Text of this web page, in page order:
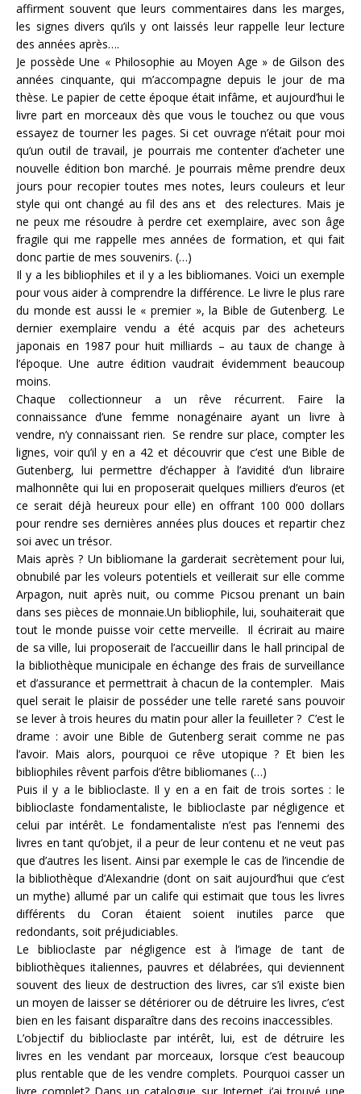
affirment souvent que leurs commentaires dans les marges,
les signes divers qu’ils y ont laissés leur rappelle leur lecture
des années après….
Je possède Une « Philosophie au Moyen Age » de Gilson des
années cinquante, qui m’accompagne depuis le jour de ma
thèse. Le papier de cette époque était infâme, et aujourd’hui le
livre part en morceaux dès que vous le touchez ou que vous
essayez de tourner les pages. Si cet ouvrage n’était pour moi
qu’un outil de travail, je pourrais me contenter d’acheter une
nouvelle édition bon marché. Je pourrais même prendre deux
jours pour recopier toutes mes notes, leurs couleurs et leur
style qui ont changé au fil des ans et des relectures. Mais je
ne peux me résoudre à perdre cet exemplaire, avec son âge
fragile qui me rappelle mes années de formation, et qui fait
donc partie de mes souvenirs. (…)
Il y a les bibliophiles et il y a les bibliomanes. Voici un exemple
pour vous aider à comprendre la différence. Le livre le plus rare
du monde est aussi le « premier », la Bible de Gutenberg. Le
dernier exemplaire vendu a été acquis par des acheteurs
japonais en 1987 pour huit milliards – au taux de change à
l’époque. Une autre édition vaudrait évidemment beaucoup
moins.
Chaque collectionneur a un rêve récurrent. Faire la
connaissance d’une femme nonagénaire ayant un livre à
vendre, n’y connaissant rien. Se rendre sur place, compter les
lignes, voir qu’il y en a 42 et découvrir que c’est une Bible de
Gutenberg, lui permettre d’échapper à l’avidité d’un libraire
malhonnête qui lui en proposerait quelques milliers d’euros (et
ce serait déjà heureux pour elle) en offrant 100 000 dollars
pour rendre ses dernières années plus douces et repartir chez
soi avec un trésor.
Mais après ? Un bibliomane la garderait secrètement pour lui,
obnubilé par les voleurs potentiels et veillerait sur elle comme
Arpagon, nuit après nuit, ou comme Picsou prenant un bain
dans ses pièces de monnaie.Un bibliophile, lui, souhaiterait que
tout le monde puisse voir cette merveille. Il écrirait au maire
de sa ville, lui proposerait de l’accueillir dans le hall principal de
la bibliothèque municipale en échange des frais de surveillance
et d’assurance et permettrait à chacun de la contempler. Mais
quel serait le plaisir de posséder une telle rareté sans pouvoir
se lever à trois heures du matin pour aller la feuilleter ? C’est le
drame : avoir une Bible de Gutenberg serait comme ne pas
l’avoir. Mais alors, pourquoi ce rêve utopique ? Et bien les
bibliophiles rêvent parfois d’être bibliomanes (…)
Puis il y a le biblioclaste. Il y en a en fait de trois sortes : le
biblioclaste fondamentaliste, le biblioclaste par négligence et
celui par intérêt. Le fondamentaliste n’est pas l’ennemi des
livres en tant qu’objet, il a peur de leur contenu et ne veut pas
que d’autres les lisent. Ainsi par exemple le cas de l’incendie de
la bibliothèque d’Alexandrie (dont on sait aujourd’hui que c’est
un mythe) allumé par un calife qui estimait que tous les livres
différents du Coran étaient soient inutiles parce que
redondants, soit préjudiciables.
Le biblioclaste par négligence est à l’image de tant de
bibliothèques italiennes, pauvres et délabrées, qui deviennent
souvent des lieux de destruction des livres, car s’il existe bien
un moyen de laisser se détériorer ou de détruire les livres, c’est
bien en les faisant disparaître dans des recoins inaccessibles.
L’objectif du biblioclaste par intérêt, lui, est de détruire les
livres en les vendant par morceaux, lorsque c’est beaucoup
plus rentable que de les vendre complets. Pourquoi casser un